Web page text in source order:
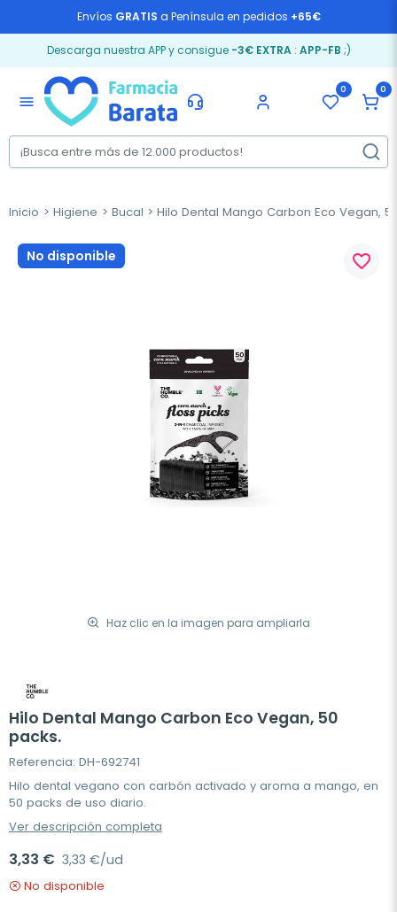
Envíos GRATIS a Península en pedidos +65€
Descarga nuestra APP y consigue -3€ EXTRA: APP-FB ;)
menu
0 0
Inicio Higiene Bucal Hilo Dental Mango Carbon Eco Vegan,
No disponible
Haz clic en la imagen para ampliarla
favorite_border
Hilo Dental Mango Carbon Eco Vegan, 50
packs.
Referencia: DH-692741
Hilo dental vegano con carbón activado y aroma a mango, en
50 packs de uso diario.
Ver descripción completa
3,33 € 3,33 €/ud
No disponible